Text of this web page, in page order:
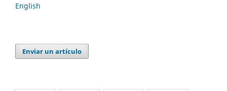
English
Enviar un artículo